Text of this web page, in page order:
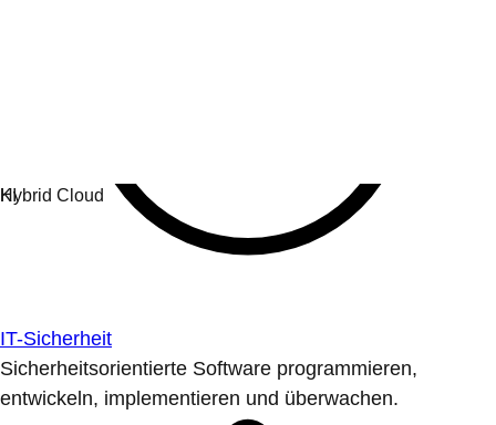
IT-Sicherheit
Sicherheitsorientierte Software programmieren,
entwickeln, implementieren und überwachen.